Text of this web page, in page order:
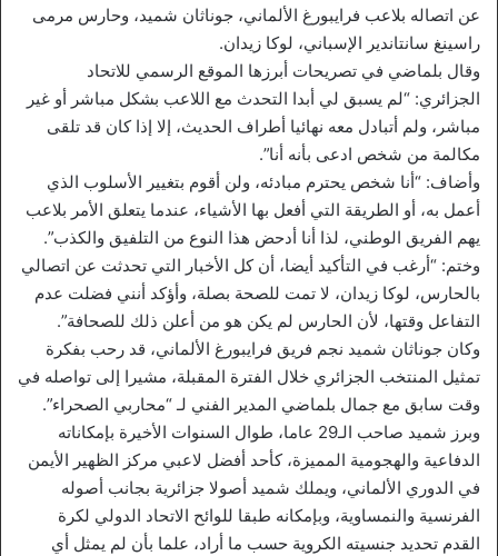
عن اتصاله بلاعب فرايبورغ الألماني، جوناثان شميد، وحارس مرمى
راسينغ سانتاندير الإسباني، لوكا زيدان.
وقال بلماضي في تصريحات أبرزها الموقع الرسمي للاتحاد
الجزائري: “لم يسبق لي أبدا التحدث مع اللاعب بشكل مباشر أو غير
مباشر، ولم أتبادل معه نهائيا أطراف الحديث، إلا إذا كان قد تلقى
مكالمة من شخص ادعى بأنه أنا”.
وأضاف: “أنا شخص يحترم مبادئه، ولن أقوم بتغيير الأسلوب الذي
أعمل به، أو الطريقة التي أفعل بها الأشياء، عندما يتعلق الأمر بلاعب
يهم الفريق الوطني، لذا أنا أدحض هذا النوع من التلفيق والكذب”.
وختم: “أرغب في التأكيد أيضا، أن كل الأخبار التي تحدثت عن اتصالي
بالحارس، لوكا زيدان، لا تمت للصحة بصلة، وأؤكد أنني فضلت عدم
التفاعل وقتها، لأن الحارس لم يكن هو من أعلن ذلك للصحافة”.
وكان جوناثان شميد نجم فريق فرايبورغ الألماني، قد رحب بفكرة
تمثيل المنتخب الجزائري خلال الفترة المقبلة، مشيرا إلى تواصله في
وقت سابق مع جمال بلماضي المدير الفني لـ “محاربي الصحراء”.
وبرز شميد صاحب الـ29 عاما، طوال السنوات الأخيرة بإمكاناته
الدفاعية والهجومية المميزة، كأحد أفضل لاعبي مركز الظهير الأيمن
في الدوري الألماني، ويملك شميد أصولا جزائرية بجانب أصوله
الفرنسية والنمساوية، وبإمكانه طبقا للوائح الاتحاد الدولي لكرة
القدم تحديد جنسيته الكروية حسب ما أراد، علما بأن لم يمثل أي